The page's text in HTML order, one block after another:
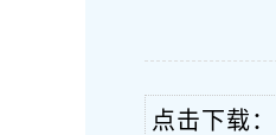
点击下载：